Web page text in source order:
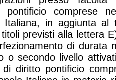
pontificio comprese
Italiana, in aggiunta
titoli previsti alla lettera
di durata
o secondo livello
di diritto pontificio